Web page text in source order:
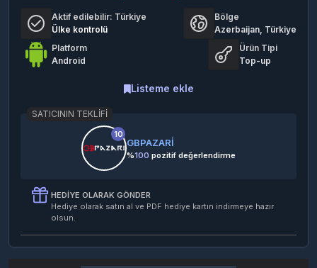
Aktif edilebilir: Türkiye
Ülke kontrolü
Bölge
Azerbaijan, Türkiye
Platform
Android
Ürün Tipi
Top-up
Listeme ekle
SATICININ TEKLIFI
10
GBPAZARİ
%100 pozitif değerlendirme
HEDIYE OLARAK GÖNDER
Hediye olarak satın al ve PDF hediye kartın indirmeye hazır
olsun.